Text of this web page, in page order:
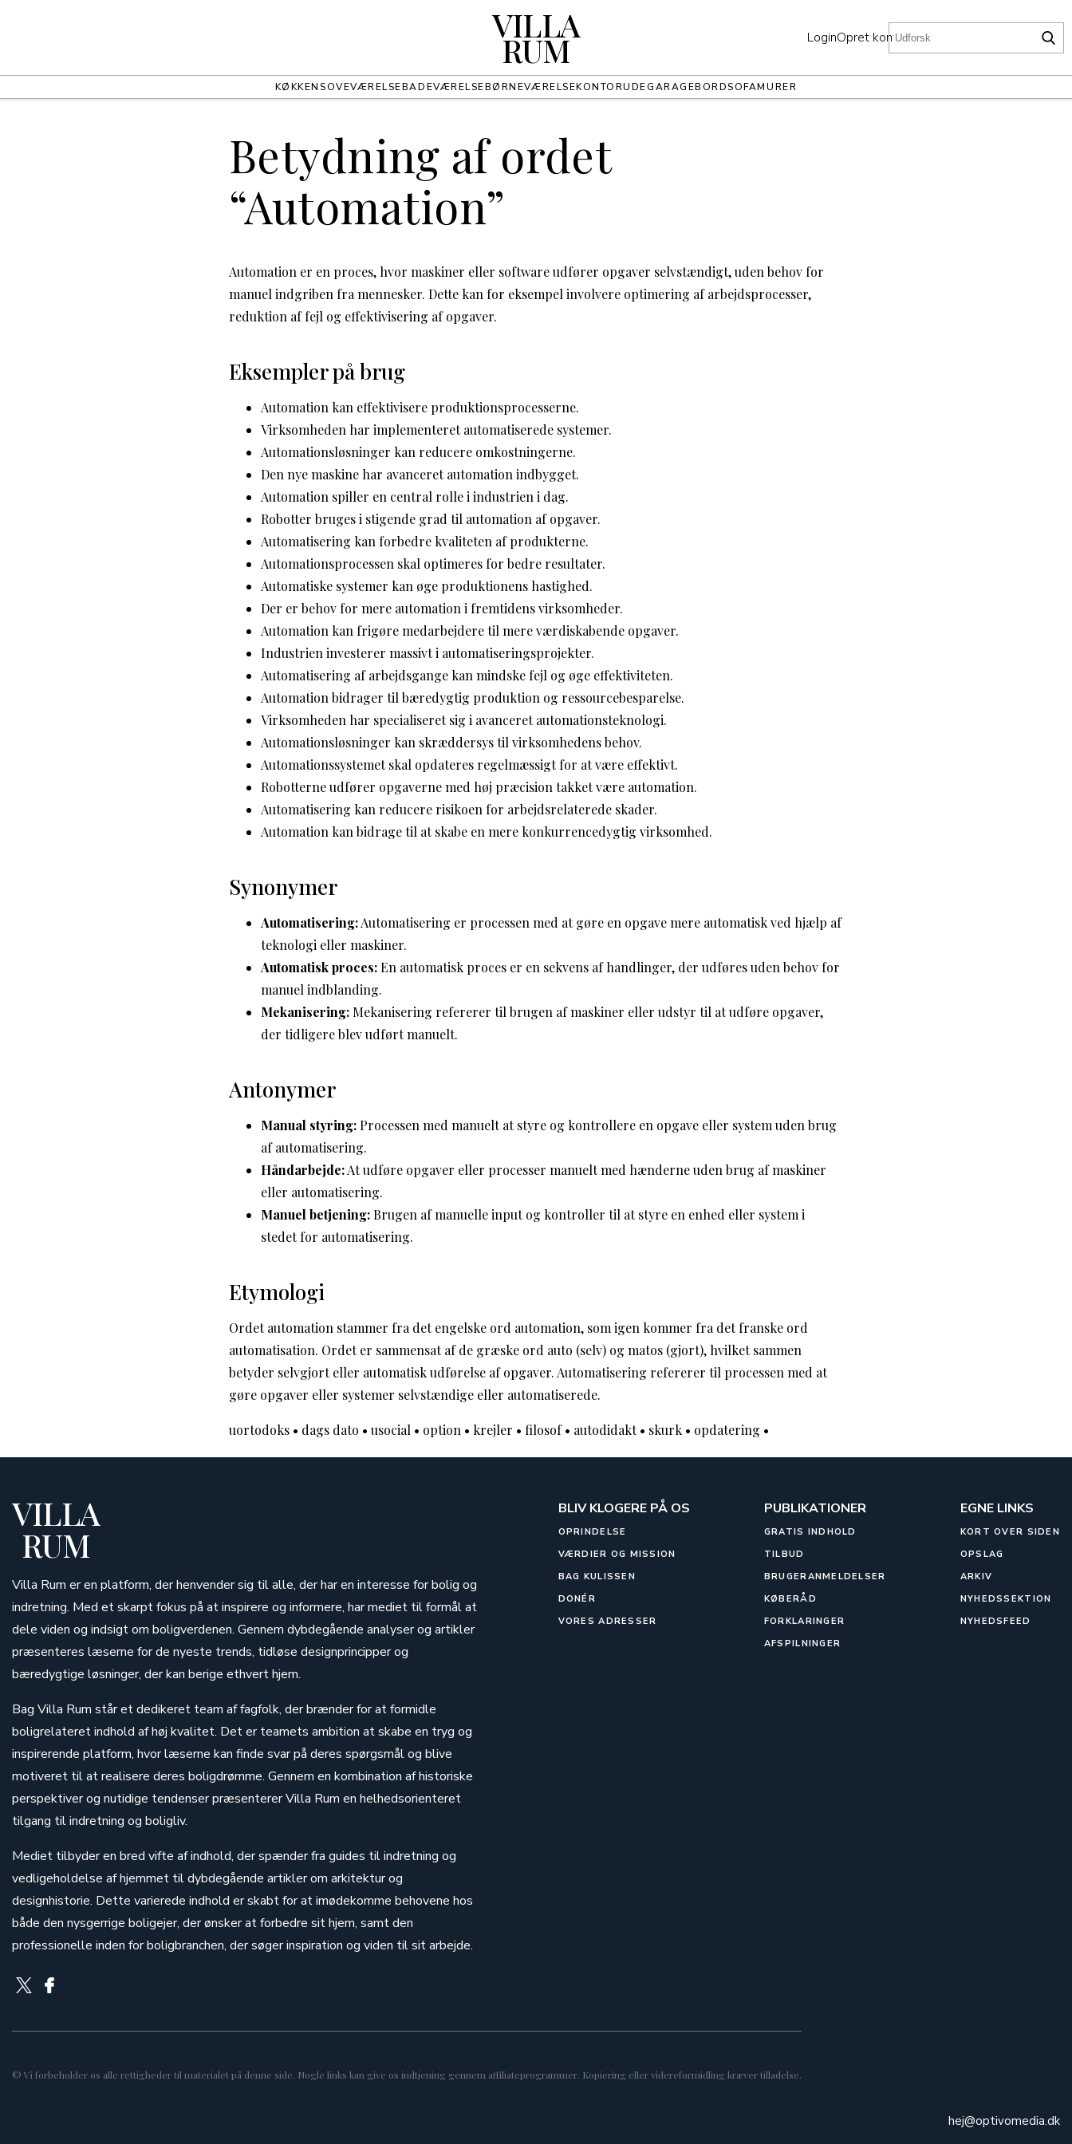
VILLA
RUM LoginOpret konto
KØKKENSOVEVÆRELSEBADEVÆRELSEBØRNEVÆRELSEKONTORUDEGARAGEBORDSOFAMURER
Betydning af ordet
“Automation”
Automation er en proces, hvor maskiner eller software udfører opgaver selvstændigt, uden behov for
manuel indgriben fra mennesker. Dette kan for eksempel involvere optimering af arbejdsprocesser,
reduktion af fejl og effektivisering af opgaver.
Eksempler på brug
Automation kan effektivisere produktionsprocesserne.
Virksomheden har implementeret automatiserede systemer.
Automationsløsninger kan reducere omkostningerne.
Den nye maskine har avanceret automation indbygget.
Automation spiller en central rolle i industrien i dag.
Robotter bruges i stigende grad til automation af opgaver.
Automatisering kan forbedre kvaliteten af produkterne.
Automationsprocessen skal optimeres for bedre resultater.
Automatiske systemer kan øge produktionens hastighed.
Der er behov for mere automation i fremtidens virksomheder.
Automation kan frigøre medarbejdere til mere værdiskabende opgaver.
Industrien investerer massivt i automatiseringsprojekter.
Automatisering af arbejdsgange kan mindske fejl og øge effektiviteten.
Automation bidrager til bæredygtig produktion og ressourcebesparelse.
Virksomheden har specialiseret sig i avanceret automationsteknologi.
Automationsløsninger kan skræddersys til virksomhedens behov.
Automationssystemet skal opdateres regelmæssigt for at være effektivt.
Robotterne udfører opgaverne med høj præcision takket være automation.
Automatisering kan reducere risikoen for arbejdsrelaterede skader.
Automation kan bidrage til at skabe en mere konkurrencedygtig virksomhed.
Synonymer
Automatisering:Automatisering er processen med at gøre en opgave mere automatisk ved hjælp af
teknologi eller maskiner.
Automatisk proces:En automatisk proces er en sekvens af handlinger, der udføres uden behov for
manuel indblanding.
Mekanisering: Mekanisering refererer til brugen af maskiner eller udstyr til at udføre opgaver,
der tidligere blev udført manuelt.
Antonymer
Manual styring: Processen med manuelt at styre og kontrollere en opgave eller system uden brug
af automatisering.
Håndarbejde:At udføre opgaver eller processer manuelt med hænderne uden brug af maskiner
eller automatisering.
Manuel betjening:Brugen af manuelle input og kontroller til at styre en enhed eller system i
stedet for automatisering.
Etymologi
Ordet automation stammer fra det engelske ord automation, som igen kommer fra det franske ord
automatisation. Ordet er sammensat af de græske ord auto (selv) og matos (gjort), hvilket sammen
betyder selvgjort eller automatisk udførelse af opgaver. Automatisering refererer til processen med at
gøre opgaver eller systemer selvstændige eller automatiserede.
uortodoks • dags dato • usocial • option • krejler • filosof• autodidakt• skurk • opdatering •
VILLA
RUM
Villa Rum er en platform, der henvender sig til alle, der har en interesse for bolig og
indretning. Med et skarpt fokus på at inspirere og informere, har mediet til formål at
dele viden og indsigt om boligverdenen. Gennem dybdegående analyser og artikler
præsenteres læserne for de nyeste trends, tidløse designprincipper og
bæredygtige løsninger, der kan berige ethvert hjem.
Bag Villa Rum står et dedikeret team af fagfolk, der brænder for at formidle
boligrelateret indhold af høj kvalitet. Det er teamets ambition at skabe en tryg og
inspirerende platform, hvor læserne kan finde svar på deres spørgsmål og blive
motiveret til at realisere deres boligdrømme. Gennem en kombination af historiske
perspektiver og nutidige tendenser præsenterer Villa Rum en helhedsorienteret
tilgang til indretning og boligliv.
Mediet tilbyder en bred vifte af indhold, der spænder fra guides til indretning og
vedligeholdelse af hjemmet til dybdegående artikler om arkitektur og
designhistorie. Dette varierede indhold er skabt for at imødekomme behovene hos
både den nysgerrige boligejer, der ønsker at forbedre sit hjem, samt den
professionelle inden for boligbranchen, der søger inspiration og viden til sit arbejde.
© Vi forbeholder os alle rettigheder til materialet på denne side. Nogle links kan give os indtjening gennem affiliateprogrammer. Kopiering eller videreformidling kræver tilladelse.
BLIV KLOGERE PÅ OS
OPRINDELSE
VÆRDIER OG MISSION
BAG KULISSEN
DONÉR
VORES ADRESSER
PUBLIKATIONER
GRATIS INDHOLD
TILBUD
BRUGERANMELDELSER
KØBERÅD
FORKLARINGER
AFSPILNINGER
EGNE LINKS
KORT OVER SIDEN
OPSLAG
ARKIV
NYHEDSSEKTION
NYHEDSFEED
hej@optivomedia.dk